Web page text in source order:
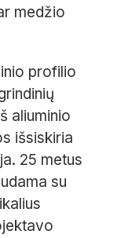
medžio
profilio
aliuminio
išsiskiria
25 metus
su